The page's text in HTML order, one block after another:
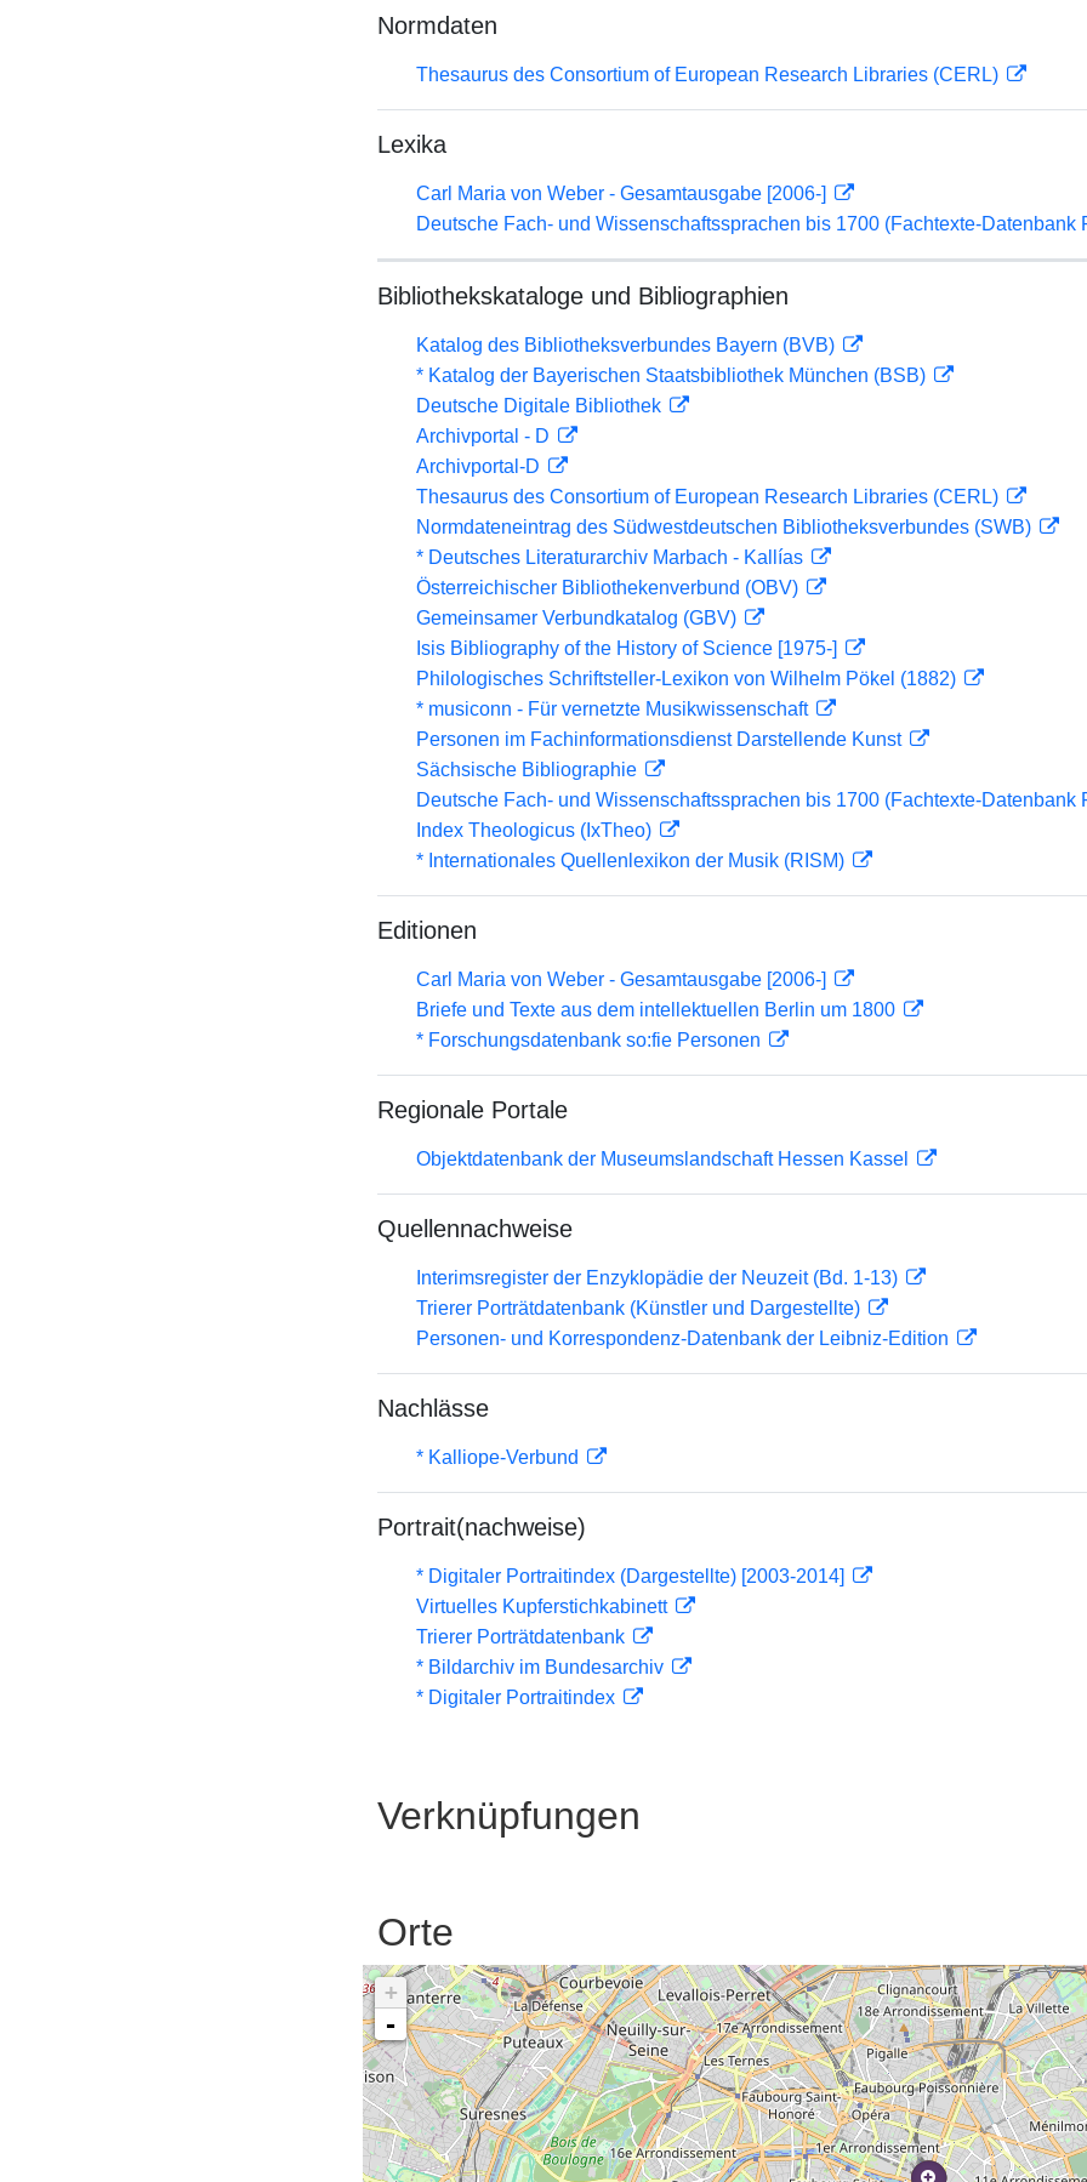
Normdaten
Thesaurus des Consortium of European Research Libraries (CERL)
Lexika
Carl Maria von Weber - Gesamtausgabe [2006-]
Deutsche Fach- und Wissenschaftssprachen bis 1700 (Fachtexte-Datenbank
Bibliothekskataloge und Bibliographien
Katalog des Bibliotheksverbundes Bayern (BVB)
* Katalog der Bayerischen Staatsbibliothek München (BSB)
Deutsche Digitale Bibliothek
Archivportal - D
Archivportal-D
Thesaurus des Consortium of European Research Libraries (CERL)
Normdateneintrag des Südwestdeutschen Bibliotheksverbundes (SWB)
* Deutsches Literaturarchiv Marbach - Kallías
Österreichischer Bibliothekenverbund (OBV)
Gemeinsamer Verbundkatalog (GBV)
Isis Bibliography of the History of Science [1975-]
Philologisches Schriftsteller-Lexikon von Wilhelm Pökel (1882)
* musiconn - Für vernetzte Musikwissenschaft
Personen im Fachinformationsdienst Darstellende Kunst
Sächsische Bibliographie
Deutsche Fach- und Wissenschaftssprachen bis 1700 (Fachtexte-Datenbank
Index Theologicus (IxTheo)
* Internationales Quellenlexikon der Musik (RISM)
Editionen
Carl Maria von Weber - Gesamtausgabe [2006-]
Briefe und Texte aus dem intellektuellen Berlin um 1800
* Forschungsdatenbank so:fie Personen
Regionale Portale
Objektdatenbank der Museumslandschaft Hessen Kassel
Quellennachweise
Interimsregister der Enzyklopädie der Neuzeit (Bd. 1-13)
Trierer Porträtdatenbank (Künstler und Dargestellte)
Personen- und Korrespondenz-Datenbank der Leibniz-Edition
Nachlässe
* Kalliope-Verbund
Portrait(nachweise)
* Digitaler Portraitindex (Dargestellte) [2003-2014]
Virtuelles Kupferstichkabinett
Trierer Porträtdatenbank
* Bildarchiv im Bundesarchiv
* Digitaler Portraitindex
Verknüpfungen
Orte
+
-